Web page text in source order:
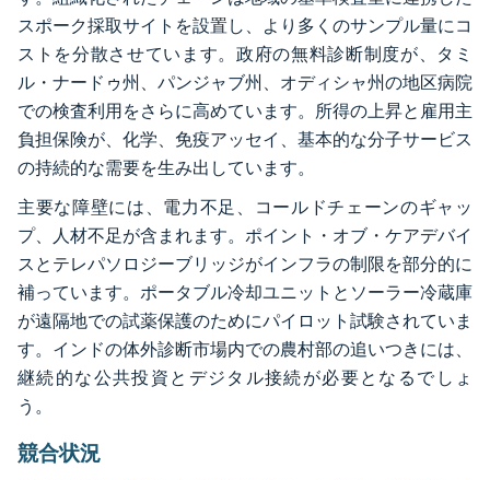
スポーク採取サイトを設置し、より多くのサンプル量にコ
ストを分散させています。政府の無料診断制度が、タミ
ル・ナードゥ州、パンジャブ州、オディシャ州の地区病院
での検査利用をさらに高めています。所得の上昇と雇用主
負担保険が、化学、免疫アッセイ、基本的な分子サービス
の持続的な需要を生み出しています。
主要な障壁には、電力不足、コールドチェーンのギャッ
プ、人材不足が含まれます。ポイント・オブ・ケアデバイ
スとテレパソロジーブリッジがインフラの制限を部分的に
補っています。ポータブル冷却ユニットとソーラー冷蔵庫
が遠隔地での試薬保護のためにパイロット試験されていま
す。インドの体外診断市場内での農村部の追いつきには、
継続的な公共投資とデジタル接続が必要となるでしょ
う。
競合状況